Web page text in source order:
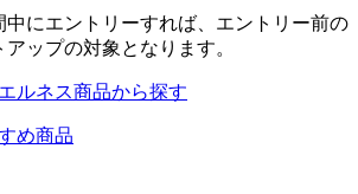
にエントリーすれば、エントリー前の
ップの対象となります。
ルネス商品から探す
め商品